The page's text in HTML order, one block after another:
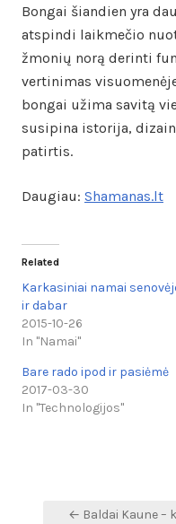
Bongai šiandien yra
atspindi laikmečio
žmonių norą derinti
vertinimas
bongai užima savitą
susipina istorija,
patirtis.
Daugiau: Shamanas.lt
Related
Karkasiniai namai
ir dabar
2015-10-26
In "Namai"
Bare rado ipod ir pasiėmė
2017-03-30
In "Technologijos"
Navigacija
← Baldai Kaune –